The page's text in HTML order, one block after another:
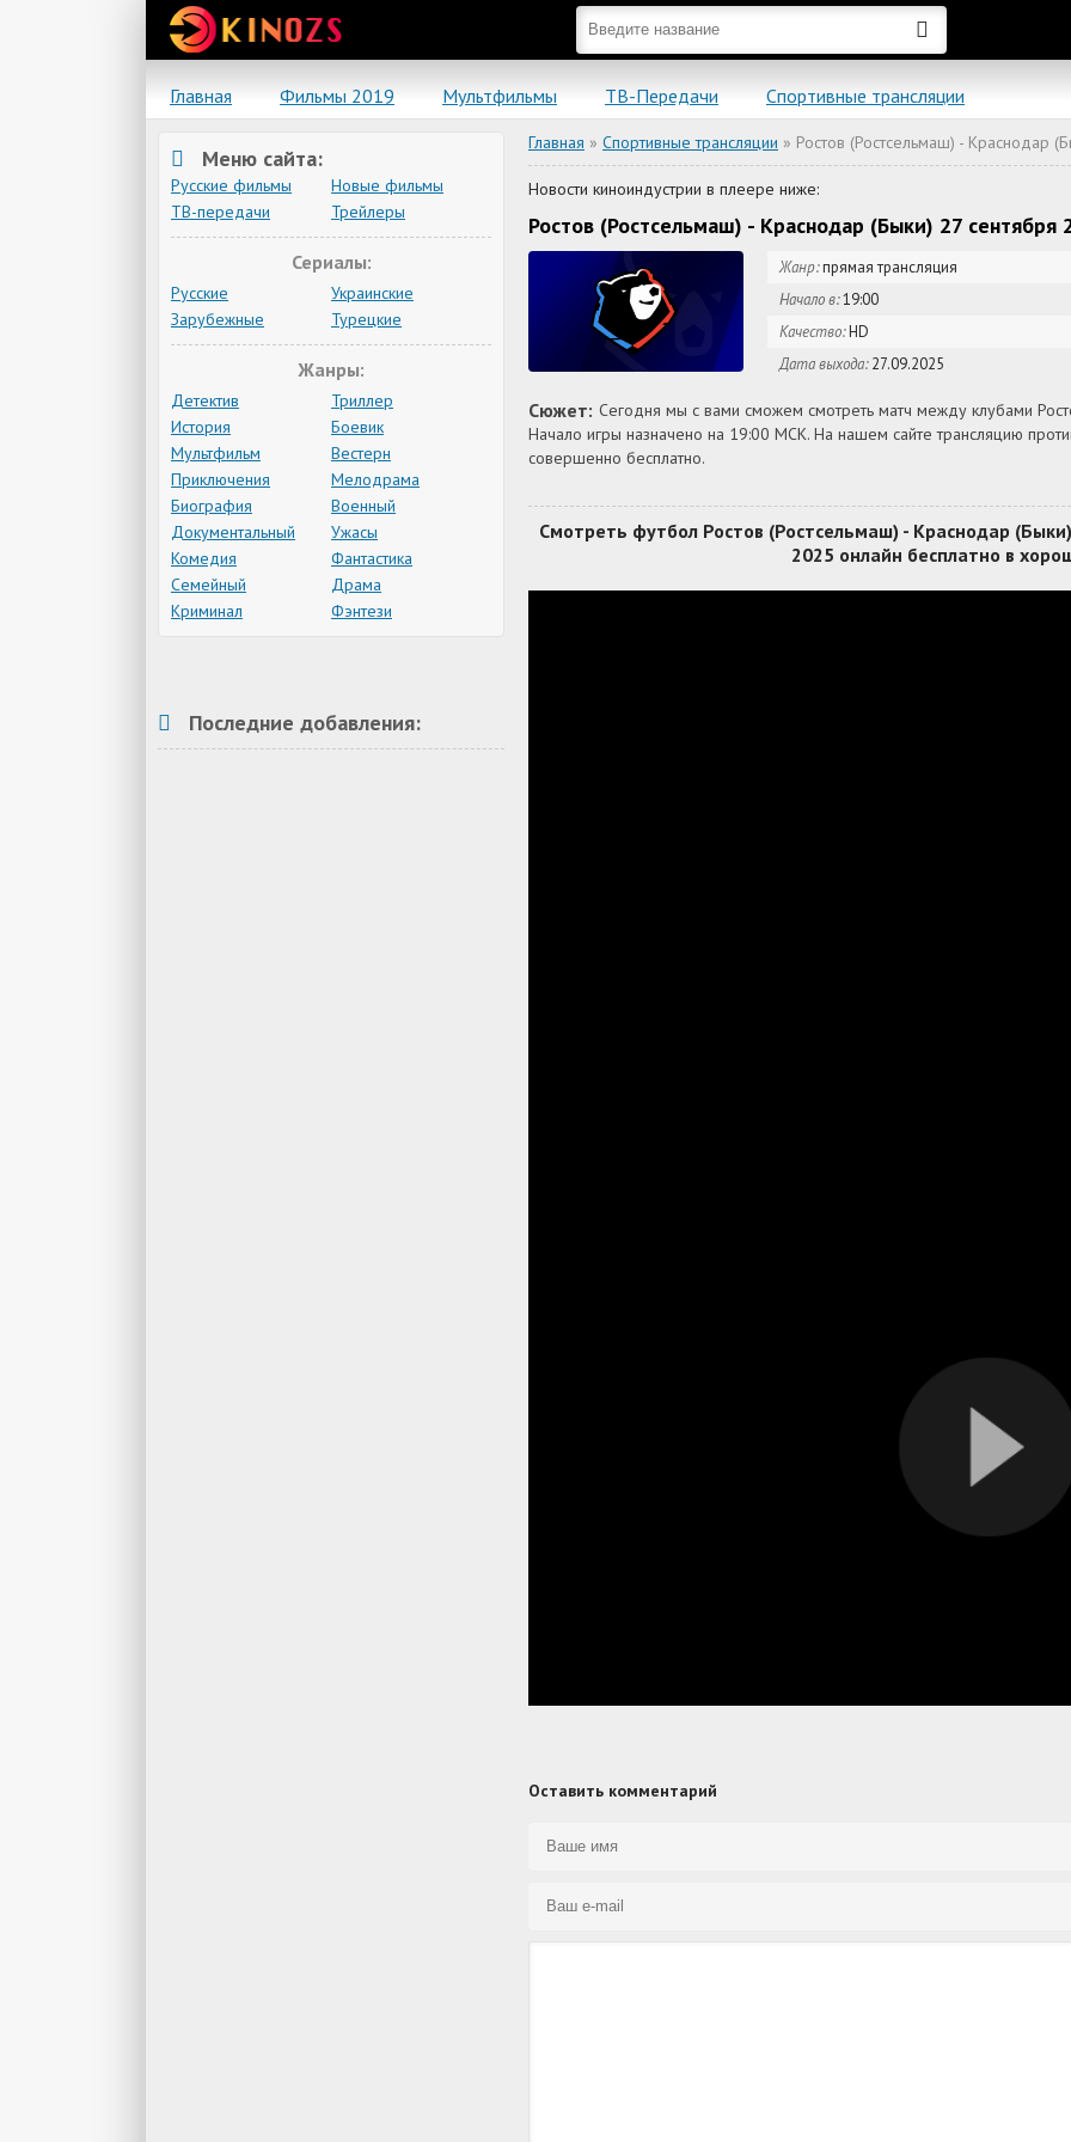
Главная Фильмы 2019 Мультфильмы ТВ-Передачи Спортивные трансляции
Главная » Спортивные трансляции » Ростов (Ростсельмаш) - Краснодар
Новости киноиндустрии в плеере ниже:
Ростов (Ростсельмаш) - Краснодар (Быки) 27 сентября
Жанр:прямая трансляция
Начало в:19:00
Качество:HD
Дата выхода:27.09.2025
Сюжет: Сегодня мы с вами сможем смотреть матч между клубами
Начало игры назначено на 19:00 МСК. На нашем сайте трансляцию
совершенно бесплатно.
Смотреть футбол Ростов (Ростсельмаш) - Краснодар
2025 онлайн бесплатно в
Оставить комментарий
Меню сайта:
Русские фильмы
Новые фильмы
ТВ-передачи
Трейлеры
Сериалы:
Русские
Украинские
Зарубежные
Турецкие
Жанры:
Детектив
Триллер
История
Боевик
Мультфильм
Вестерн
Приключения
Мелодрама
Биография
Военный
Документальный
Ужасы
Комедия
Фантастика
Семейный
Драма
Криминал
Фэнтези
Последние добавления: